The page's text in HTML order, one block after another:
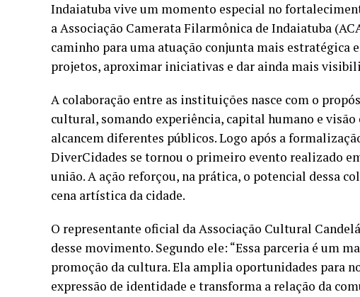
Indaiatuba vive um momento especial no
a Associação Camerata Filarmônica de Indaiatuba
caminho para uma atuação conjunta mais
projetos, aproximar iniciativas e dar ainda mais
A colaboração entre as instituições nasce com o
cultural, somando experiência, capital humano e
alcancem diferentes públicos. Logo após a
DiverCidades se tornou o primeiro evento realizado
união. A ação reforçou, na prática, o potencial dessa
cena artística da cidade.
O representante oficial da Associação Cultural
desse movimento. Segundo ele: “Essa parceria é um
promoção da cultura. Ela amplia oportunidades para
expressão de identidade e transforma a relação da